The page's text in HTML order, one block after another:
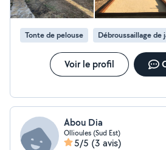
Tonte de pelouse Débroussaillage de
Voir le profil
Abou Dia
Ollioules (Sud Est)
5/5 (3 avis)